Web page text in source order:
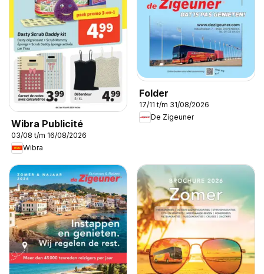
Wibra Publicité
03/08 t/m 16/08/2026
Wibra
Folder
17/11 t/m 31/08/2026
De Zigeuner